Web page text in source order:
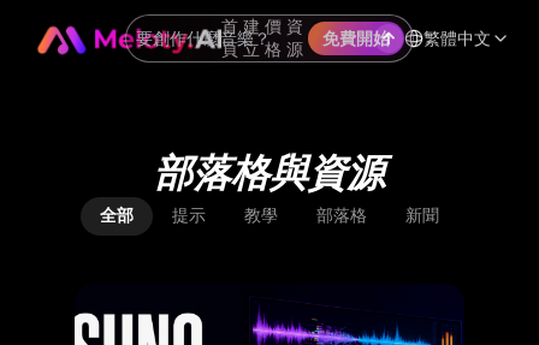
首
頁
建
立
價
格
資
源
免費開始 繁體中文
部落格與資源
全部 提示 教學 部落格 新聞